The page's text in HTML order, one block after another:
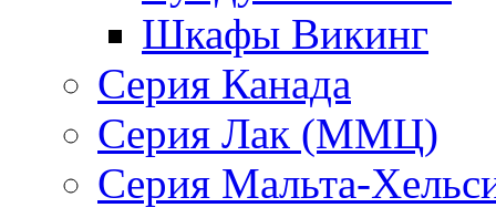
Шкафы Викинг
Серия Канада
Серия Лак (ММЦ)
Серия Мальта-